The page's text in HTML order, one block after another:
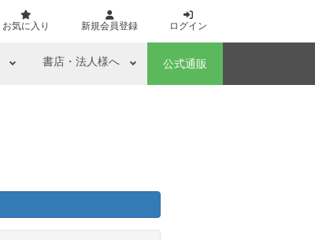
お気に入り 新規会員登録 ログイン
書店・法人様へ 公式通販